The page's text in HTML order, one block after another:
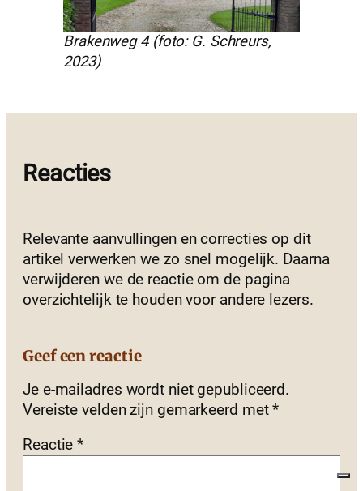
Brakenweg 4 (foto: G. Schreurs,
2023)
Reacties
Relevante aanvullingen en correcties op dit
artikel verwerken we zo snel mogelijk. Daarna
verwijderen we de reactie om de pagina
overzichtelijk te houden voor andere lezers.
Geef een reactie
Je e-mailadres wordt niet gepubliceerd.
Vereiste velden zijn gemarkeerd met*
Reactie*